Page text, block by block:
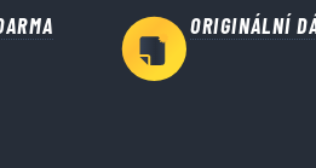
ORIGINÁLNÍ